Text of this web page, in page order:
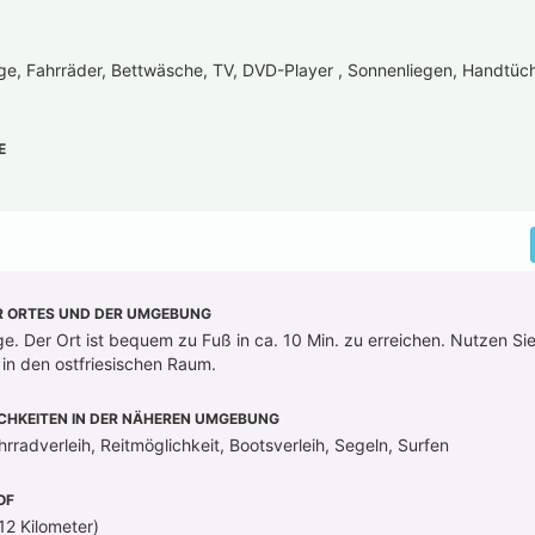
Fahrräder, Bettwäsche, TV, DVD-Player , Sonnenliegen,
ORTES UND DER UMGEBUNG
Der Ort ist bequem zu Fuß in ca. 10 Min. zu erreichen. Nutzen
den ostfriesischen Raum.
IN DER NÄHEREN UMGEBUNG
Reitmöglichkeit, Bootsverleih, Segeln, Surfen
Kilometer)